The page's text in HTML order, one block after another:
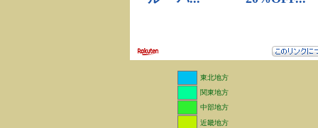
東北地方
関東地方
中部地方
近畿地方